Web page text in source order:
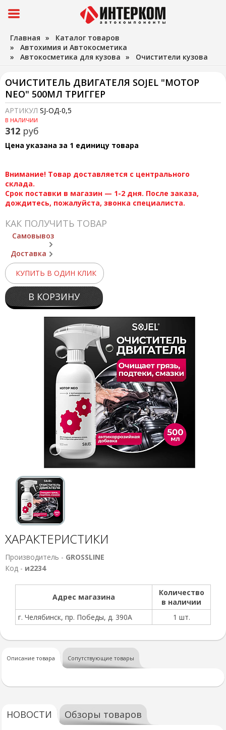
Главная » Каталог товаров
» Автохимия и Автокосметика
» Автокосметика для кузова » Очистители кузова
ОЧИСТИТЕЛЬ ДВИГАТЕЛЯ SOJEL "МОТОР
NЕО" 500МЛ ТРИГГЕР
АРТИКУЛ SJ-ОД-0,5
В НАЛИЧИИ
312 руб
Цена указана за 1 единицу товара
Внимание! Товар доставляется с центрального
склада.
Срок поставки в магазин — 1-2 дня. После заказа,
дождитесь, пожалуйста, звонка специалиста.
КАК ПОЛУЧИТЬ ТОВАР
Самовывоз
Доставка
КУПИТЬ В ОДИН КЛИК
В КОРЗИНУ
ХАРАКТЕРИСТИКИ
Производитель - GROSSLINE
Код - и2234
Адрес магазина
Количество
в наличии
г. Челябинск, пр. Победы, д. 390А
1 шт.
Описание товара Сопутствующие товары
НОВОСТИ Обзоры товаров